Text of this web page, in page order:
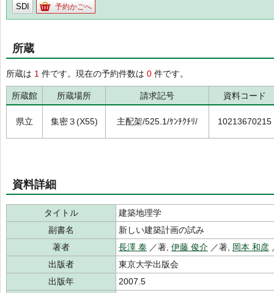
SDI 予約かごへ
所蔵
所蔵は 1 件です。現在の予約件数は 0 件です。
所蔵館 所蔵場所 請求記号 資料コード
県立 集密３(X55) 主配架/525.1/ｹﾝﾁｸﾁﾘ/ 10213670215
資料詳細
タイトル
建築地理学
副書名
新しい建築計画の試み
著者
長澤 泰 ／著, 伊藤 俊介 ／著, 岡本 和彦
出版者
東京大学出版会
出版年
2007.5